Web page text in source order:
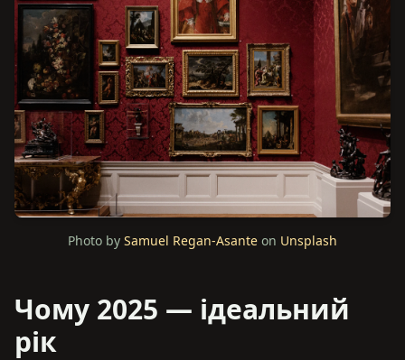
Photo by Samuel Regan-Asante on Unsplash
Чому 2025 — ідеальний
рік